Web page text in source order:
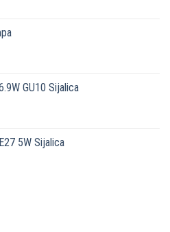
GU10 Sijalica
5W Sijalica